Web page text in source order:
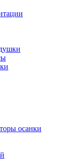
осанки